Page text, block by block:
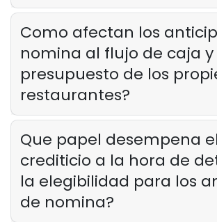
Como afectan los
nomina al flujo de caja y
presupuesto de los
restaurantes?
Que papel desempena
crediticio a la hora de
la elegibilidad para los
de nomina?